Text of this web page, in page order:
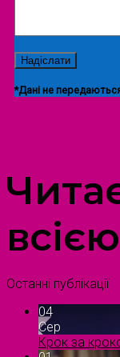
*Дані не
Останні публікації
04
Сер
Крок за